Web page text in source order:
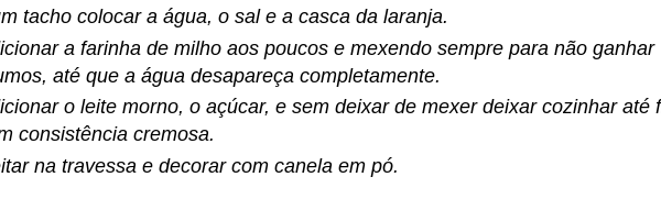
tacho colocar a água, o sal e a casca da laranja.
a farinha de milho aos poucos e mexendo sempre para não ganhar
até que a água desapareça completamente.
o leite morno, o açúcar, e sem deixar de mexer deixar cozinhar até
consistência cremosa.
na travessa e decorar com canela em pó.